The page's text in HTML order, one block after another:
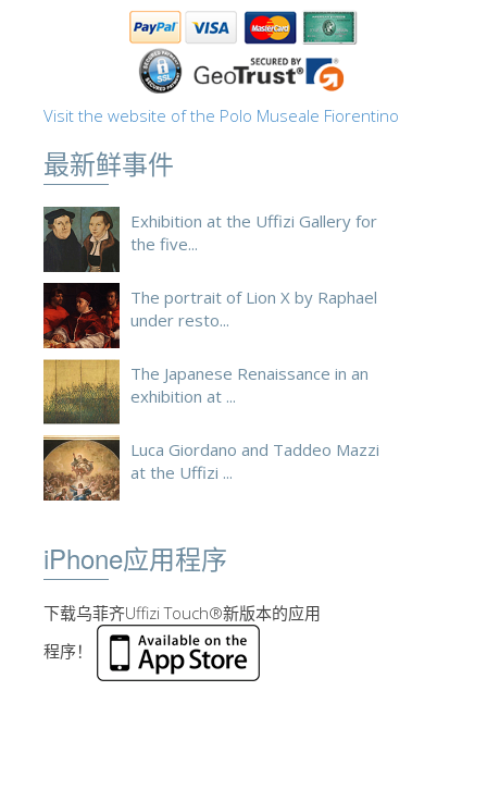
Visit the website of the Polo Museale Fiorentino
最新鲜事件
Exhibition at the Uffizi Gallery for
the five...
The portrait of Lion X by Raphael
under resto...
The Japanese Renaissance in an
exhibition at ...
Luca Giordano and Taddeo Mazzi
at the Uffizi ...
iPhone应用程序
下载乌菲齐Uffizi Touch®新版本的应用
程序！